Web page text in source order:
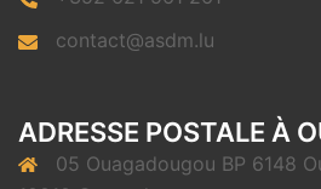
contact@asdm.lu
ADRESSE POSTALE À
05 Ouagadougou BP 6148